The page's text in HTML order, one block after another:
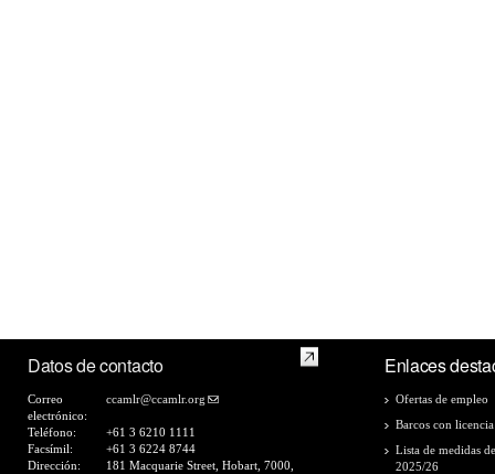
Datos de contacto
Correo
electrónico:
ccamlr@ccamlr.org
Teléfono:
+61 3 6210 1111
Facsímil:
+61 3 6224 8744
Dirección:
181 Macquarie Street, Hobart, 7000,
Enlaces
Ofertas de empleo
Barcos con
Lista de medidas
2025/26